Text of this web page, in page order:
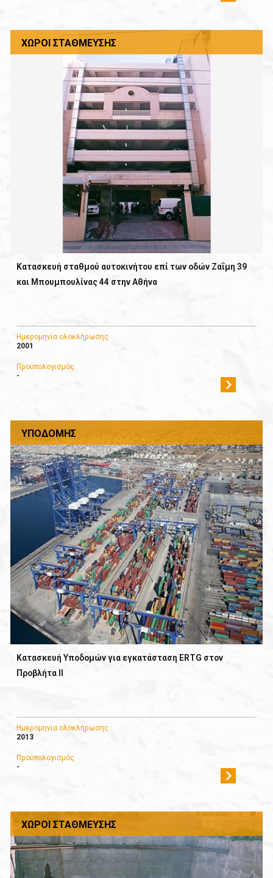
ΧΏΡΟΙ ΣΤΆΘΜΕΥΣΗΣ
Κατασκευή σταθμού αυτοκινήτου επί των οδών Ζαΐμη 39
και Μπουμπουλίνας 44 στην Αθήνα
Ημερομηνία ολοκλήρωσης
2001
Προϋπολογισμός
-
ΥΠΟΔΟΜΉΣ
Κατασκευή Υποδομών για εγκατάσταση ERTG στον
Προβλήτα ΙΙ
Ημερομηνία ολοκλήρωσης
2013
Προϋπολογισμός
-
ΧΏΡΟΙ ΣΤΆΘΜΕΥΣΗΣ